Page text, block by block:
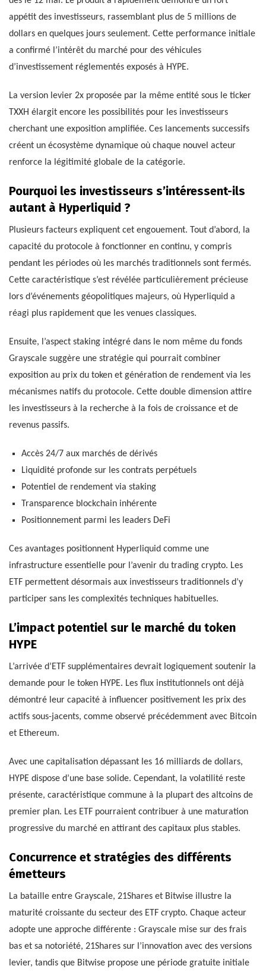
appétit des investisseurs, rassemblant plus de 5 millions de
dollars en quelques jours seulement. Cette performance initiale
a confirmé l’intérêt du marché pour des véhicules
d’investissement réglementés exposés à HYPE.
La version levier 2x proposée par la même entité sous le ticker
TXXH élargit encore les possibilités pour les investisseurs
cherchant une exposition amplifiée. Ces lancements successifs
créent un écosystème dynamique où chaque nouvel acteur
renforce la légitimité globale de la catégorie.
Pourquoi les investisseurs s’intéressent-ils
autant à Hyperliquid ?
Plusieurs facteurs expliquent cet engouement. Tout d’abord, la
capacité du protocole à fonctionner en continu, y compris
pendant les périodes où les marchés traditionnels sont fermés.
Cette caractéristique s’est révélée particulièrement précieuse
lors d’événements géopolitiques majeurs, où Hyperliquid a
réagi plus rapidement que les venues classiques.
Ensuite, l’aspect staking intégré dans le nom même du fonds
Grayscale suggère une stratégie qui pourrait combiner
exposition au prix du token et génération de rendement via les
mécanismes natifs du protocole. Cette double dimension attire
les investisseurs à la recherche à la fois de croissance et de
revenus passifs.
Accès 24/7 aux marchés de dérivés
Liquidité profonde sur les contrats perpétuels
Potentiel de rendement via staking
Transparence blockchain inhérente
Positionnement parmi les leaders DeFi
Ces avantages positionnent Hyperliquid comme une
infrastructure essentielle pour l’avenir du trading crypto. Les
ETF permettent désormais aux investisseurs traditionnels d’y
participer sans les complexités techniques habituelles.
L’impact potentiel sur le marché du token
HYPE
L’arrivée d’ETF supplémentaires devrait logiquement soutenir la
demande pour le token HYPE. Les flux institutionnels ont déjà
démontré leur capacité à influencer positivement les prix des
actifs sous-jacents, comme observé précédemment avec Bitcoin
et Ethereum.
Avec une capitalisation dépassant les 16 milliards de dollars,
HYPE dispose d’une base solide. Cependant, la volatilité reste
présente, caractéristique commune à la plupart des altcoins de
premier plan. Les ETF pourraient contribuer à une maturation
progressive du marché en attirant des capitaux plus stables.
Concurrence et stratégies des différents
émetteurs
La bataille entre Grayscale, 21Shares et Bitwise illustre la
maturité croissante du secteur des ETF crypto. Chaque acteur
adopte une approche différente : Grayscale mise sur des frais
bas et sa notoriété, 21Shares sur l’innovation avec des versions
levier, tandis que Bitwise propose une période gratuite initiale